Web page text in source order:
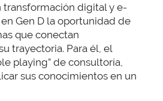
transformación digital y e-
Gen D la oportunidad de
que conectan
trayectoria. Para él, el
playing” de consultoría,
sus conocimientos en un